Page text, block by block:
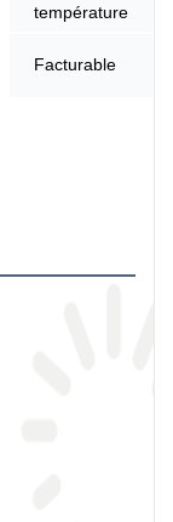
température
Facturable